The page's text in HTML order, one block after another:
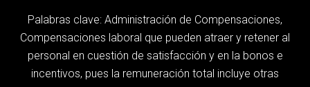
Palabras clave: Administración de Compensaciones,
Compensaciones laboral que pueden atraer y retener al
personal en cuestión de satisfacción y en la bonos e
incentivos, pues la remuneración total incluye otras